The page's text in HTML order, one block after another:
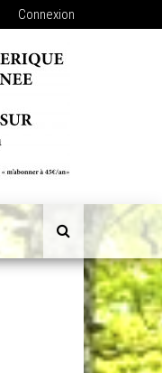
Connexion